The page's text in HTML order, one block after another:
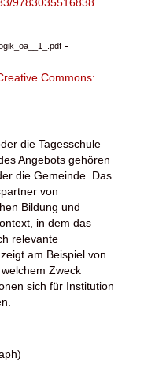
-
Commons:
die Tagesschule
Angebots gehören
die Gemeinde. Das
von
Bildung und
in dem das
relevante
am Beispiel von
Zweck
sich für Institution